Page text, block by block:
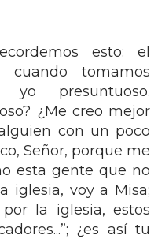
esto: el
tomamos
presuntuoso.
¿Me creo mejor
con un poco
Señor, porque me
esta gente que no
iglesia, voy a Misa;
la iglesia, estos
¿es así tu